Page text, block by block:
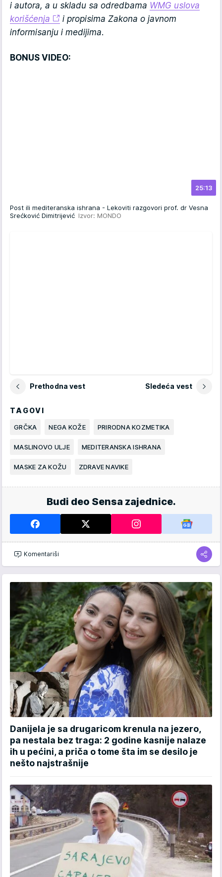
i autora, a u skladu sa odredbama WMG uslova
korišćenja
i propisima Zakona o javnom
informisanju i medijima.
BONUS VIDEO:
25:13
Post ili mediteranska ishrana - Lekoviti razgovori prof. dr Vesna
Srećković Dimitrijević Izvor: MONDO
Prethodna vest Sledeća vest
TAGOVI
GRČKA NEGA KOŽE PRIRODNA KOZMETIKA
MASLINOVO ULJE MEDITERANSKA ISHRANA
MASKE ZA KOŽU ZDRAVE NAVIKE
Budi deo Sensa zajednice.
Komentariši
Danijela je sa drugaricom krenula na jezero,
pa nestala bez traga: 2 godine kasnije nalaze
ih u pećini, a priča o tome šta im se desilo je
nešto najstrašnije